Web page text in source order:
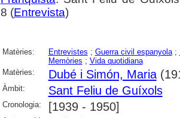
8 (Entrevista)
Matèries: Entrevistes ; Guerra civil espanyola;
Memòries ; Vida quotidiana
Matèries:
Dubé i Simón, Maria
Àmbit: Sant Feliu de Guíxols
Cronologia: [1939 - 1950]